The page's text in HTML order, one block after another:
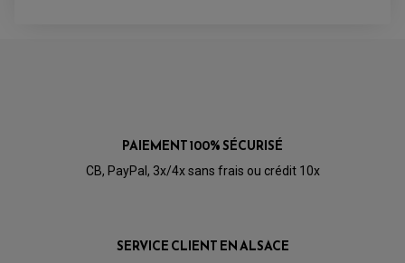
VOIR L'ATTESTATION
Basé sur 1 avis
Correspond a la commande
PAIEMENT 100% SÉCURISÉ
CB, PayPal, 3x/4x sans frais ou crédit 10x
SERVICE CLIENT EN ALSACE